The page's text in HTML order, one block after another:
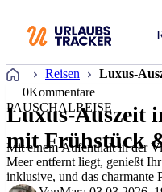
Startseite
Reisen
Luxus-
0Kommentare
PAUSCHALREISE
Luxus-Auszeit
mit Frühstück
Mit einem Aufenthalt in der
Meer entfernt liegt, genießt
inklusive, und das charmante